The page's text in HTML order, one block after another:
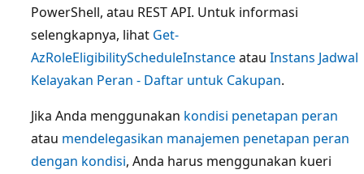
PowerShell, atau REST API. Untuk informasi
selengkapnya, lihat Get-
AzRoleEligibilityScheduleInstanceatau Instans Jadwal
Kelayakan Peran - Daftar untuk Cakupan.
Jika Anda menggunakan kondisi penetapan peran
atau mendelegasikan manajemen penetapan peran
dengan kondisi, Anda harus menggunakan kueri